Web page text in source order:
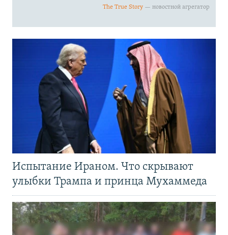
Испытание Ираном. Что скрывают
улыбки Трампа и принца Мухаммеда